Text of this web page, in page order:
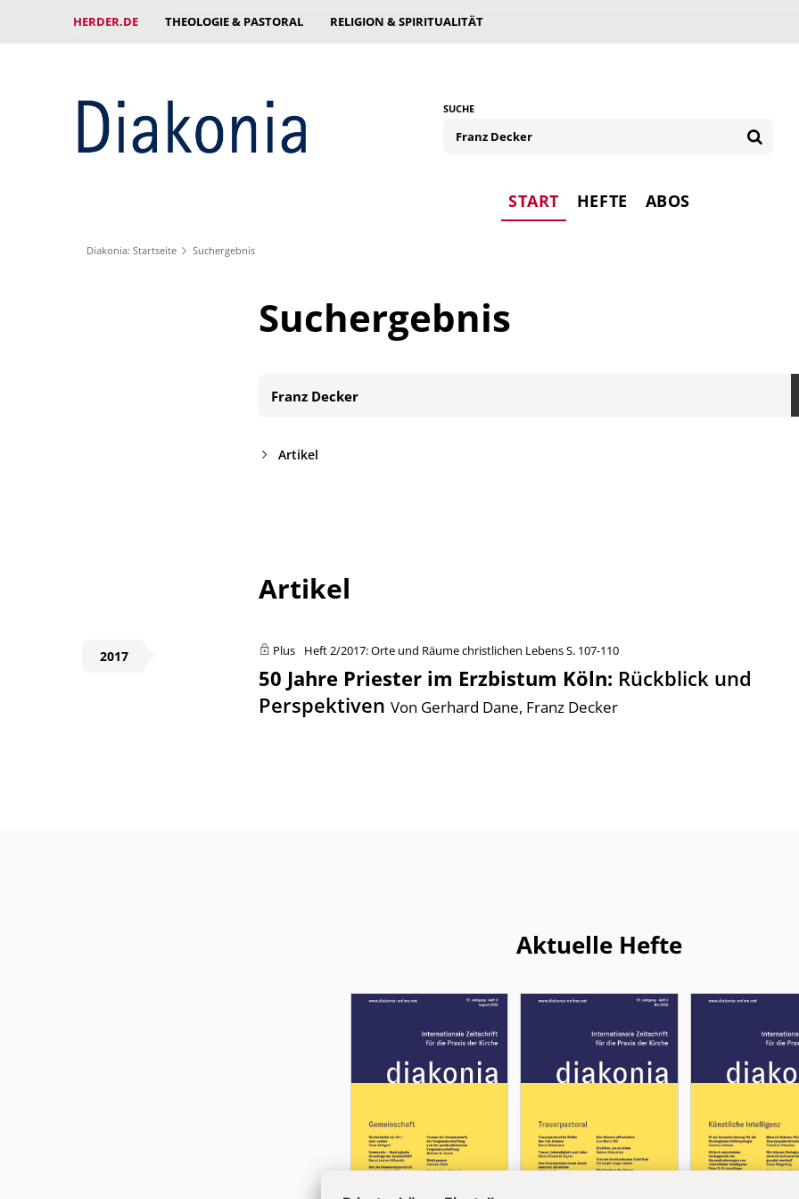
HERDER.DE THEOLOGIE & PASTORAL RELIGION & SPIRITUALITÄT
SUCHE
START HEFTE ABOS
Diakonia: Startseite Suchergebnis
Suchergebnis
Artikel
Artikel
2017 Plus Heft 2/2017: Orte und Räume christlichen LebensS. 107-110
50 Jahre Priester im Erzbistum Köln: Rückblick und
Perspektiven Von Gerhard Dane, Franz Decker
Aktuelle Hefte